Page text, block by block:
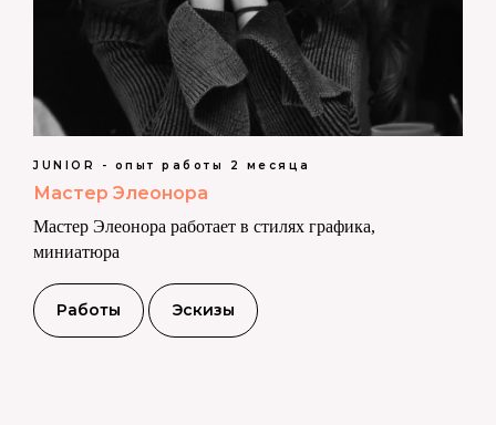
JUNIOR - опыт работы 2 месяца
Мастер Элеонора
Мастер Элеонора работает в стилях графика,
миниатюра
Работы Эскизы